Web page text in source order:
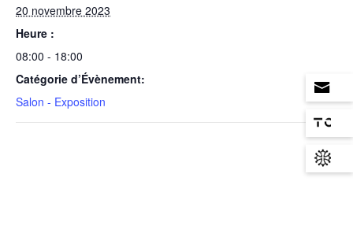
20 novembre 2023
Heure :
08:00 - 18:00
Catégorie d’Évènement:
Salon - Exposition